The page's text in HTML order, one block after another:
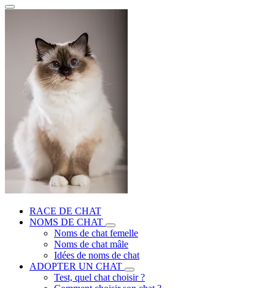
RACE DE CHAT
NOMS DE CHAT
Noms de chat femelle
Noms de chat mâle
Idées de noms de chat
ADOPTER UN CHAT
Test, quel chat choisir ?